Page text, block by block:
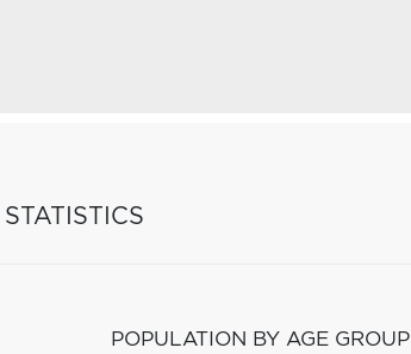
POPULATION BY AGE GROUP